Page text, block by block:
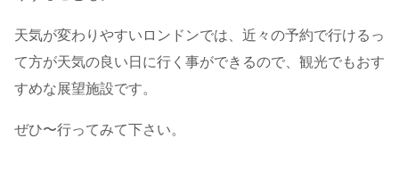
天気が変わりやすいロンドンでは、近々の予約で行けるっ
て方が天気の良い日に行く事ができるので、観光でもおす
すめな展望施設です。
ぜひ〜行ってみて下さい。